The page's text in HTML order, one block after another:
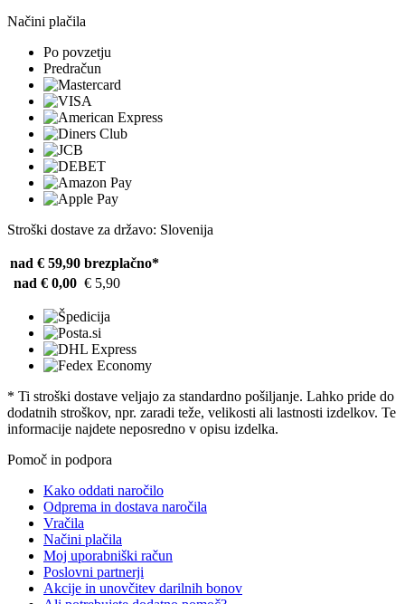
Načini plačila
Po povzetju
Predračun
Stroški dostave za državo: Slovenija
nad € 59,90 brezplačno*
nad € 0,00 € 5,90
* Ti stroški dostave veljajo za standardno pošiljanje. Lahko pride do
dodatnih stroškov, npr. zaradi teže, velikosti ali lastnosti izdelkov. Te
informacije najdete neposredno v opisu izdelka.
Pomoč in podpora
Kako oddati naročilo
Odprema in dostava naročila
Vračila
Načini plačila
Moj uporabniški račun
Poslovni partnerji
Akcije in unovčitev darilnih bonov